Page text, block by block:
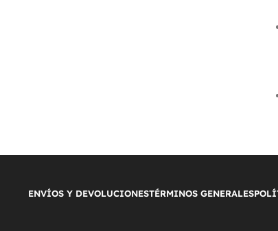
ENVÍOS Y DEVOLUCIONESTÉRMINOS GENERALES